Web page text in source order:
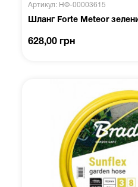
Артикул: НФ-00003615
Шланг Forte Meteor
628,00 грн